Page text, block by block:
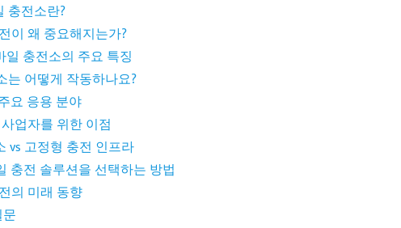
충전소란?
이 왜 중요해지는가?
일 충전소의 주요 특징
는 어떻게 작동하나요?
요 응용 분야
업자를 위한 이점
vs 고정형 충전 인프라
충전 솔루션을 선택하는 방법
의 미래 동향